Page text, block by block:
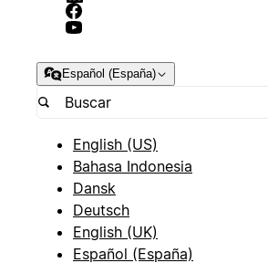
Español (España)
English (US)
Bahasa Indonesia
Dansk
Deutsch
English (UK)
Español (España)